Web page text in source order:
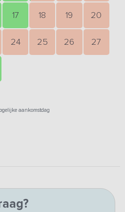
17 18 19 20
24 25 26 27
aankomstdag